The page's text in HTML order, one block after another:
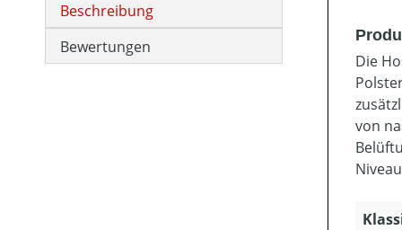
Beschreibung
Bewertungen
Die
von